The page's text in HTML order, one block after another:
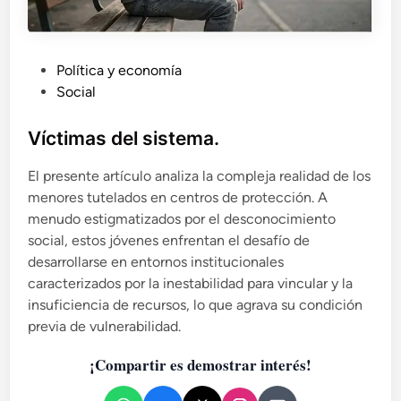
l
c
a
d
o
e
n
Política y economía
Social
Víctimas del sistema.
El presente artículo analiza la compleja realidad de los
menores tutelados en centros de protección. A
menudo estigmatizados por el desconocimiento
social, estos jóvenes enfrentan el desafío de
desarrollarse en entornos institucionales
caracterizados por la inestabilidad para vincular y la
insuficiencia de recursos, lo que agrava su condición
previa de vulnerabilidad.
¡Compartir es demostrar interés!